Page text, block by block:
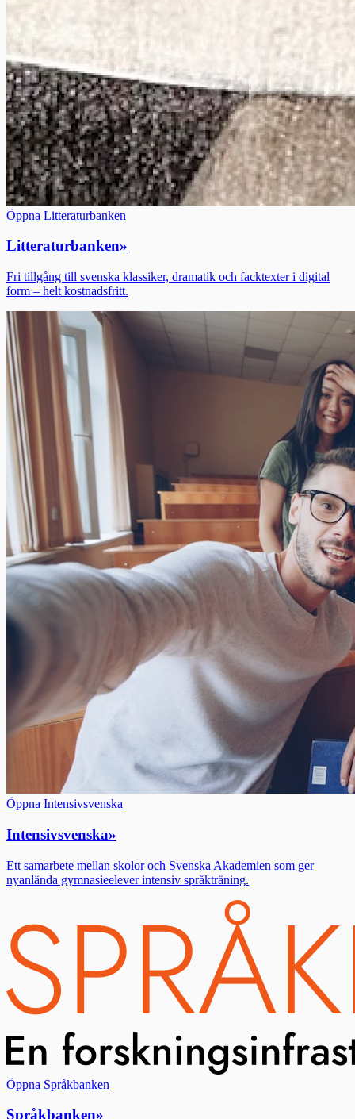
Öppna Litteraturbanken
Litteraturbanken»
Fri tillgång till svenska klassiker, dramatik och facktexter i digital
form – helt kostnadsfritt.
Öppna Intensivsvenska
Intensivsvenska»
Ett samarbete mellan skolor och Svenska Akademien som ger
nyanlända gymnasieelever intensiv språkträning.
Öppna Språkbanken
Språkbanken»